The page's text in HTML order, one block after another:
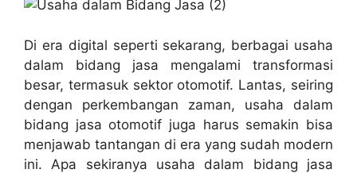
Di era digital seperti sekarang, berbagai usaha
dalam bidang jasa mengalami transformasi
besar, termasuk sektor otomotif. Lantas, seiring
dengan perkembangan zaman, usaha dalam
bidang jasa otomotif juga harus semakin bisa
menjawab tantangan di era yang sudah modern
ini. Apa sekiranya usaha dalam bidang jasa